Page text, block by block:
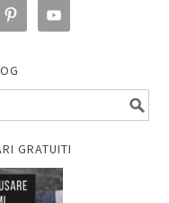
GRATUITI